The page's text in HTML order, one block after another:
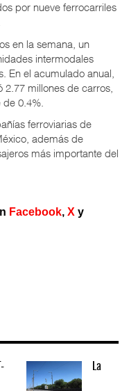
por nueve ferrocarriles
en la semana, un
intermodales
En el acumulado anual,
millones de carros,
0.4%.
ferroviarias de
además de
más importante del
Facebook, X y
La